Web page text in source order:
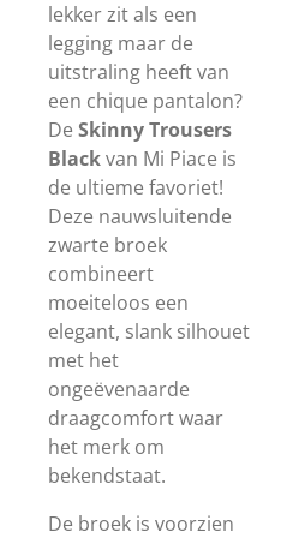
lekker zit als een
legging maar de
uitstraling heeft van
een chique pantalon?
De Skinny Trousers
Blackvan Mi Piace is
de ultieme favoriet!
Deze nauwsluitende
zwarte broek
combineert
moeiteloos een
elegant, slank silhouet
met het
ongeëvenaarde
draagcomfort waar
het merk om
bekendstaat.
De broek is voorzien